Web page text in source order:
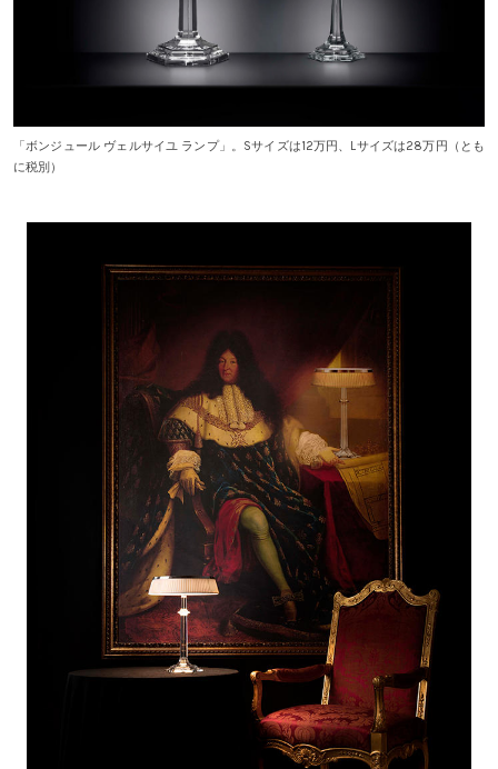
「ボンジュール ヴェルサイユ ランプ」。Sサイズは12万円、Lサイズは28万円（とも
に税別）